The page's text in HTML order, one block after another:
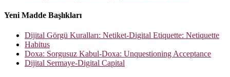
Yeni Madde Başlıkları
Dijital Görgü Kuralları: Netiket-Digital Etiquette: Netiquette
Habitus
Doxa: Sorgusuz Kabul-Doxa: Unquestioning Acceptance
Dijital Sermaye-Digital Capital